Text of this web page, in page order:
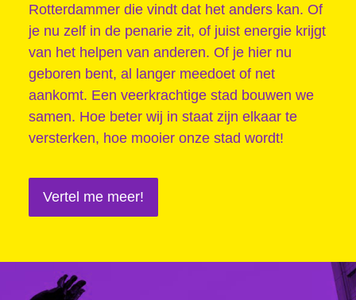
Rotterdammer die vindt dat het anders kan. Of
je nu zelf in de penarie zit, of juist energie krijgt
van het helpen van anderen. Of je hier nu
geboren bent, al langer meedoet of net
aankomt. Een veerkrachtige stad bouwen we
samen. Hoe beter wij in staat zijn elkaar te
versterken, hoe mooier onze stad wordt!
Vertel me meer!